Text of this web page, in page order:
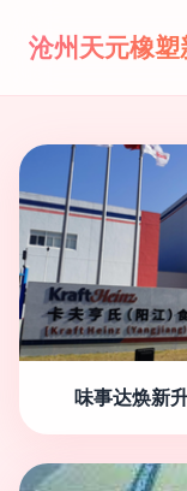
沧州天元橡塑
味事达焕新